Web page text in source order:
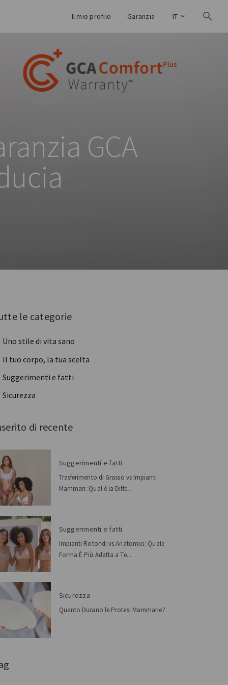
Il mio profilo Garanzia IT
GCA
le categorie
Uno stile di vita sano
Il tuo corpo, la tua scelta
Suggerimenti e fatti
Sicurezza
di recente
Suggerimenti e fatti
Trasferimento di Grasso vs Impianti
Mammari: Qual è la Diffe...
Suggerimenti e fatti
Impianti Rotondi vs Anatomici: Quale
Forma È Più Adatta a Te...
Sicurezza
Quanto Durano le Protesi Mammarie?